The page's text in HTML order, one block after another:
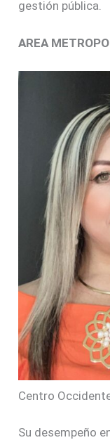
gestión pública.
AREA
Centro
Su desempeño